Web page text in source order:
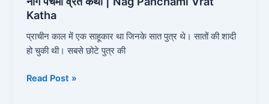
Katha
प्राचीन काल में एक साहूकार था जिनके सात पुत्र थे। सातों की शादी
हो चुकी थी। सबसे छोटे पुत्र की
Read Post »